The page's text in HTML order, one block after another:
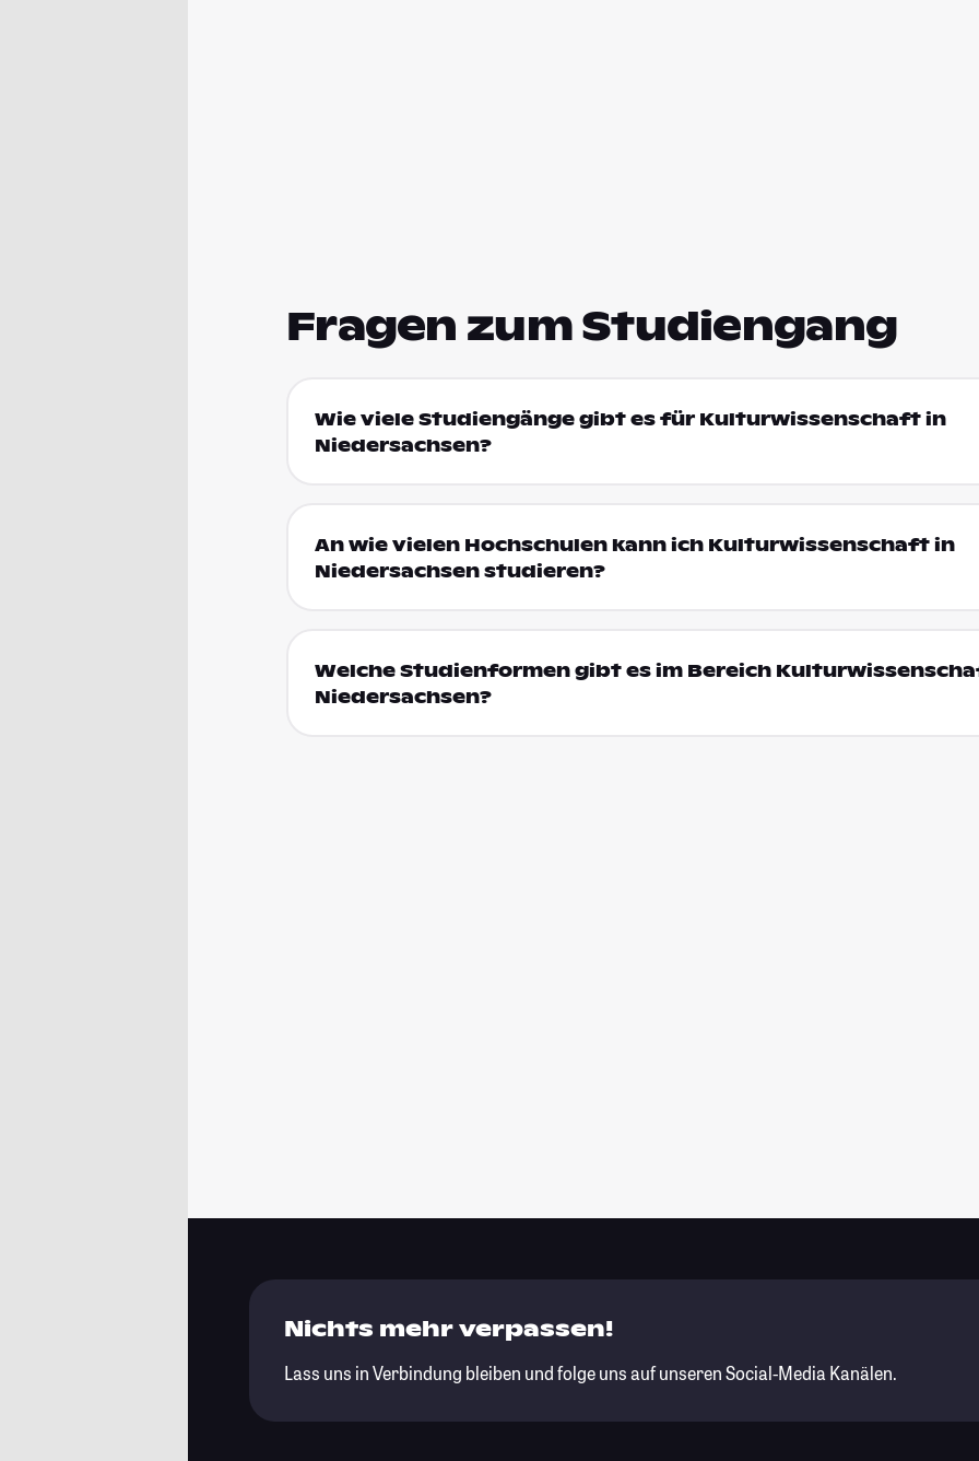
Fragen zum Studiengang
Wie viele Studiengänge gibt es für Kulturwissenschaft in
Niedersachsen?
An wie vielen Hochschulen kann ich Kulturwissenschaft in
Niedersachsen studieren?
Welche Studienformen gibt es im Bereich
Niedersachsen?
Nichts mehr verpassen!
Lass uns in Verbindung bleiben und folge uns auf unseren Social-Media Kanälen.